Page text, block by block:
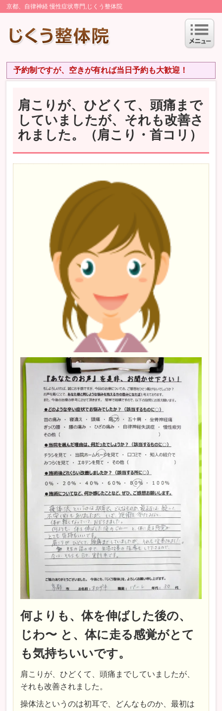
京都、自律神経 慢性症状専門,じくう整体院
予約制ですが、空きが有れば当日予約も大歓迎！
肩こりが、ひどくて、頭痛まで
していましたが、それも改善さ
れました。（肩こり・首コリ）
何よりも、体を伸ばした後の、
じわ〜 と、体に走る感覚がとて
も気持ちいいです。
肩こりが、ひどくて、頭痛までしていましたが、
それも改善されました。
操体法というのは初耳で、どんなものか、最初は